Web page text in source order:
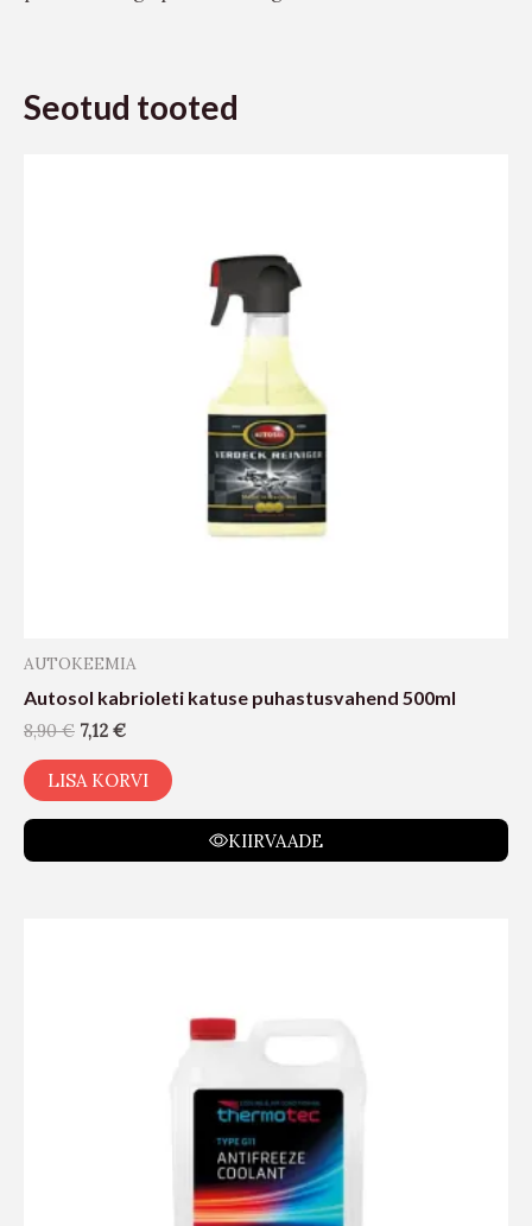
Seotud tooted
AUTOKEEMIA
Autosol kabrioleti katuse puhastusvahend 500ml
8,90€ 7,12 €
LISA KORVI
KIIRVAADE